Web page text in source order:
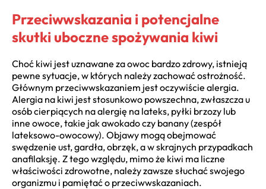
Przeciwwskazania i potencjalne
skutki uboczne spożywania kiwi
Choć kiwi jest uznawane za owoc bardzo zdrowy, istnieją
pewne sytuacje, w których należy zachować ostrożność.
Głównym przeciwwskazaniem jest oczywiście alergia.
Alergia na kiwi jest stosunkowo powszechna, zwłaszcza u
osób cierpiących na alergię na lateks, pyłki brzozy lub
inne owoce, takie jak awokado czy banany (zespół
lateksowo-owocowy). Objawy mogą obejmować
swędzenie ust, gardła, obrzęk, a w skrajnych przypadkach
anafilaksję. Z tego względu, mimo że kiwi ma liczne
właściwości zdrowotne, należy zawsze słuchać swojego
organizmu i pamiętać o przeciwwskazaniach.